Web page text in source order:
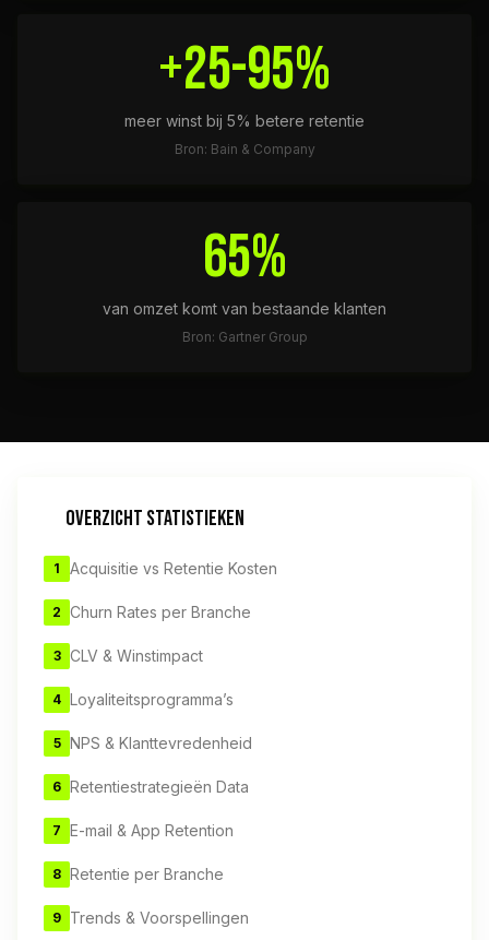
+25-95%
meer winst bij 5% betere retentie
Bron: Bain & Company
65%
van omzet komt van bestaande klanten
Bron: Gartner Group
OVERZICHT STATISTIEKEN
1 Acquisitie vs Retentie Kosten
2 Churn Rates per Branche
3 CLV & Winstimpact
4 Loyaliteitsprogramma’s
5 NPS & Klanttevredenheid
6 Retentiestrategieën Data
7 E-mail & App Retention
8 Retentie per Branche
9 Trends & Voorspellingen